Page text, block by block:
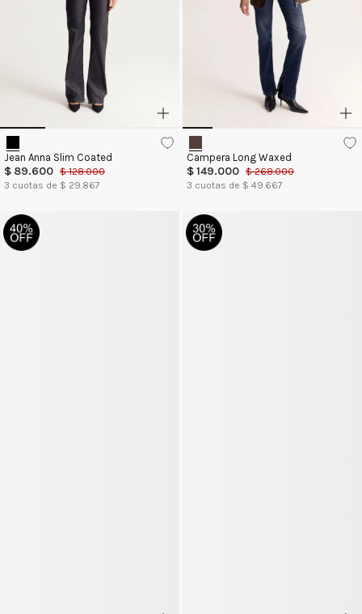
Jean Anna Slim Coated
$ 89.600 $ 128.000
3 cuotas de $ 29.867
Campera Long Waxed
$149.000 $ 268.000
3 cuotas de $ 49.667